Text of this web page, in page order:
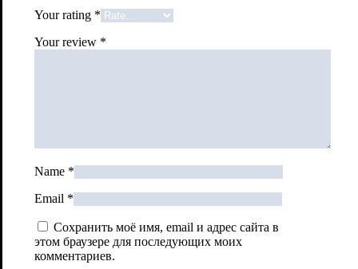
Your rating *
Your review *
Name *
Email *
Сохранить моё имя, email и адрес сайта в
этом браузере для последующих моих
комментариев.